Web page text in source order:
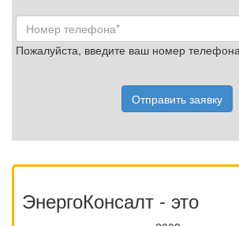
Пожалуйста, введите ваш номер
Отправить заявку
ЭнергоКонсалт - это